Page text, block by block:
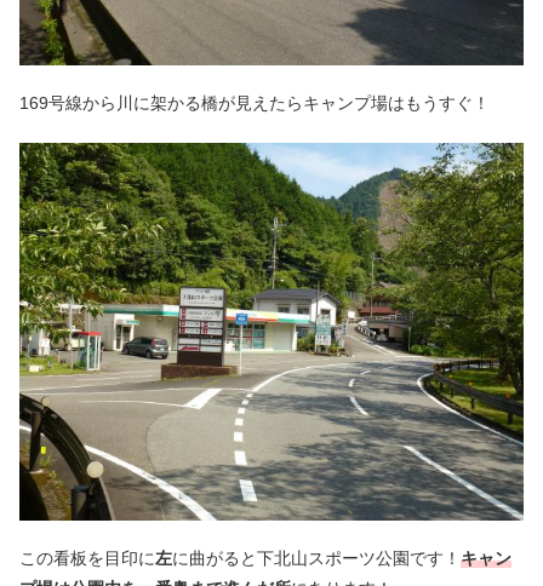
169号線から川に架かる橋が見えたらキャンプ場はもうすぐ！
この看板を目印に左に曲がると下北山スポーツ公園です！ キャン